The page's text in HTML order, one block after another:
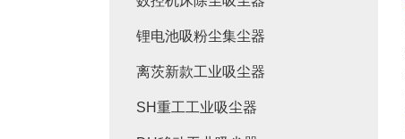
锂电池吸粉尘集尘器
离茨新款工业吸尘器
SH重工工业吸尘器